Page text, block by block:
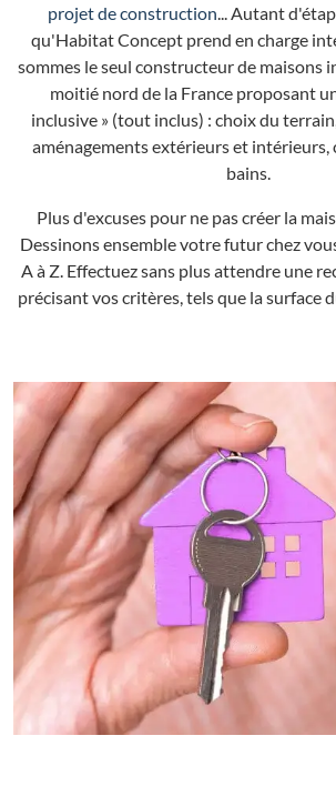
projet de construction... Autant
qu'Habitat Concept prend en charge
sommes le seul constructeur de maisons
moitié nord de la France proposant
inclusive » (tout inclus) : choix du
aménagements extérieurs et intérieurs,
bains.
Plus d'excuses pour ne pas créer la
Dessinons ensemble votre futur chez
A à Z. Effectuez sans plus attendre une
précisant vos critères, tels que la surface